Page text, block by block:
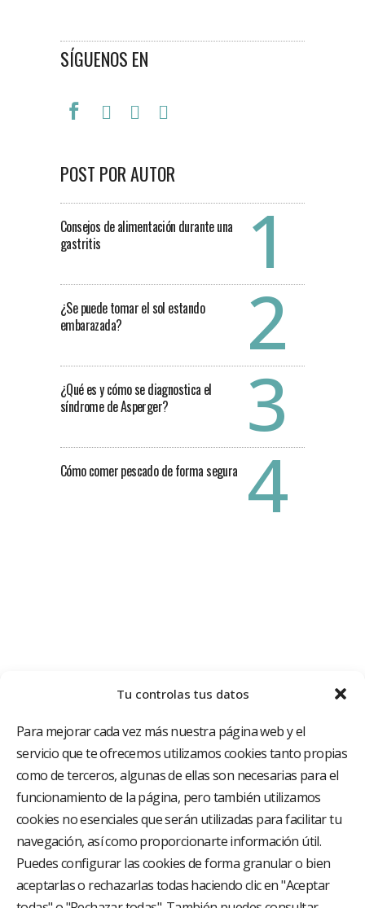
Tu controlas tus datos
Para mejorar cada vez más nuestra página web y el
servicio que te ofrecemos utilizamos cookies tanto propias
como de terceros, algunas de ellas son necesarias para el
funcionamiento de la página, pero también utilizamos
cookies no esenciales que serán utilizadas para facilitar tu
navegación, así como proporcionarte información útil.
Puedes configurar las cookies de forma granular o bien
aceptarlas o rechazarlas todas haciendo clic en "Aceptar
SÍGUENOS EN
POST POR AUTOR
Consejos de alimentación durante una
gastritis
¿Se puede tomar el sol estando
embarazada?
¿Qué es y cómo se diagnostica el
síndrome de Asperger?
Cómo comer pescado de forma segura
El Grupo Hospitalario HLA es uno de los proveedores
hospitalarios con mayor presencia en España, creado
con el objetivo de proporcionar el acceso a una
asistencia sanitaria de alto nivel. Nuestra red asistencial
está compuesta por 18 hospitales y 37 centros médicos
multiespecialidad.